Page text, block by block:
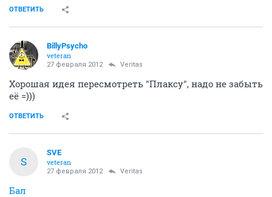
ОТВЕТИТЬ
BillyPsycho
veteran
27 февраля 2012 Veritas
Хорошая идея пересмотреть "Плаксу", надо не забыть
её =)))
ОТВЕТИТЬ
S
SVE
veteran
27 февраля 2012 Veritas
Бал